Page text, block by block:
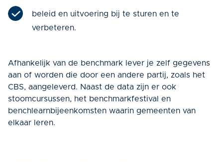
beleid en uitvoering bij te sturen en te
verbeteren.
Afhankelijk van de benchmark lever je zelf gegevens
aan of worden die door een andere partij, zoals het
CBS, aangeleverd. Naast de data zijn er ook
stoomcursussen, het benchmarkfestival en
benchlearnbijeenkomsten waarin gemeenten van
elkaar leren.